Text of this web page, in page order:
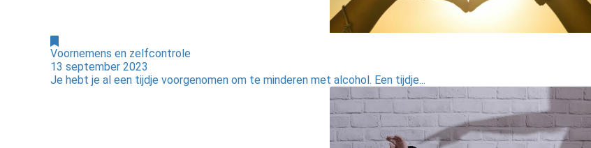
Voornemens en zelfcontrole
13 september 2023
Je hebt je al een tijdje voorgenomen om te minderen met alcohol. Een tijdje...